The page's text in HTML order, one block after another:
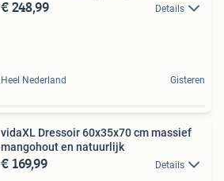
€ 248,99 Details
Heel Nederland Gisteren
vidaXL Dressoir 60x35x70 cm massief
mangohout en natuurlijk
€ 169,99 Details